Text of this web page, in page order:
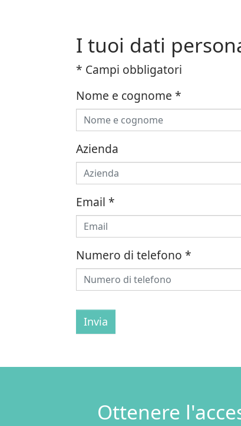
I tuoi dati
* Campi obbligatori
Nome e cognome *
Azienda
Email *
Numero di telefono *
Invia
Ottenere